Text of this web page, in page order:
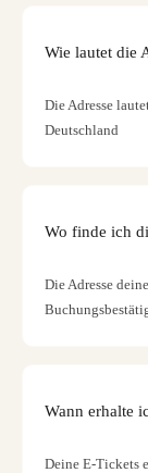
Wie lautet die
Die Adresse
Deutschland
Wo finde ich
Die Adresse
Wann erhalte
Deine E-Tickets